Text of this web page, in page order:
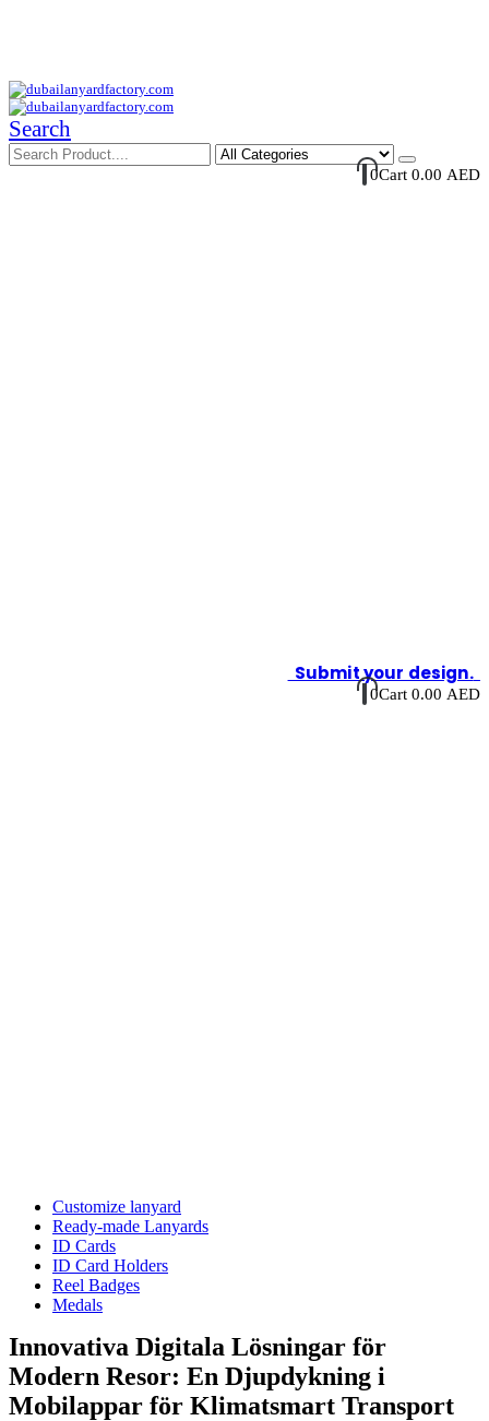
Search
0Cart 0.00 AED
Submit your design.
0Cart 0.00 AED
Customize lanyard
Ready-made Lanyards
ID Cards
ID Card Holders
Reel Badges
Medals
Innovativa Digitala Lösningar för
Modern Resor: En Djupdykning i
Mobilappar för Klimatsmart Transport